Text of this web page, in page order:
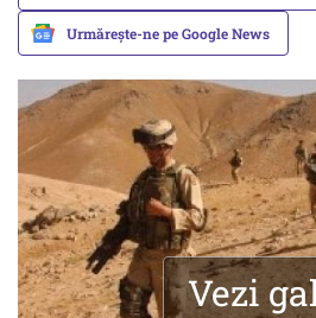
Urmărește-ne pe Google News
Vezi